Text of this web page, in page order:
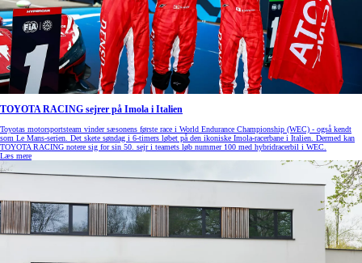
TOYOTA RACING sejrer på Imola i Italien
Toyotas motorsportsteam vinder sæsonens første race i World Endurance Championship (WEC) - også kendt
som Le Mans-serien. Det skete søndag i 6-timers løbet på den ikoniske Imola-racerbane i Italien. Dermed kan
TOYOTA RACING notere sig for sin 50. sejr i teamets løb nummer 100 med hybridracerbil i WEC.
Læs mere